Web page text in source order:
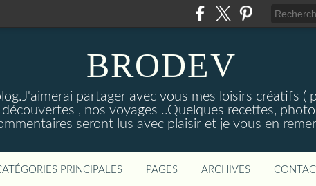
BRODEV
partager avec vous mes loisirs créatifs (
, nos voyages ..Quelques recettes,
seront lus avec plaisir et je vous en
PRINCIPALES PAGES ARCHIVES